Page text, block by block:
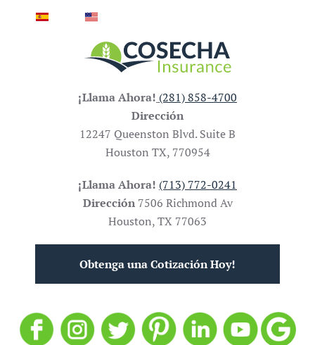
¡Llama Ahora! (281) 858-4700
Dirección
12247 Queenston Blvd. Suite B
Houston TX, 770954
¡Llama Ahora! (713) 772-0241
Dirección7506 Richmond Av
Houston, TX 77063
Obtenga una Cotización Hoy!